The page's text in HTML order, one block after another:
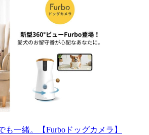
一緒。【Furboドッグカメラ】